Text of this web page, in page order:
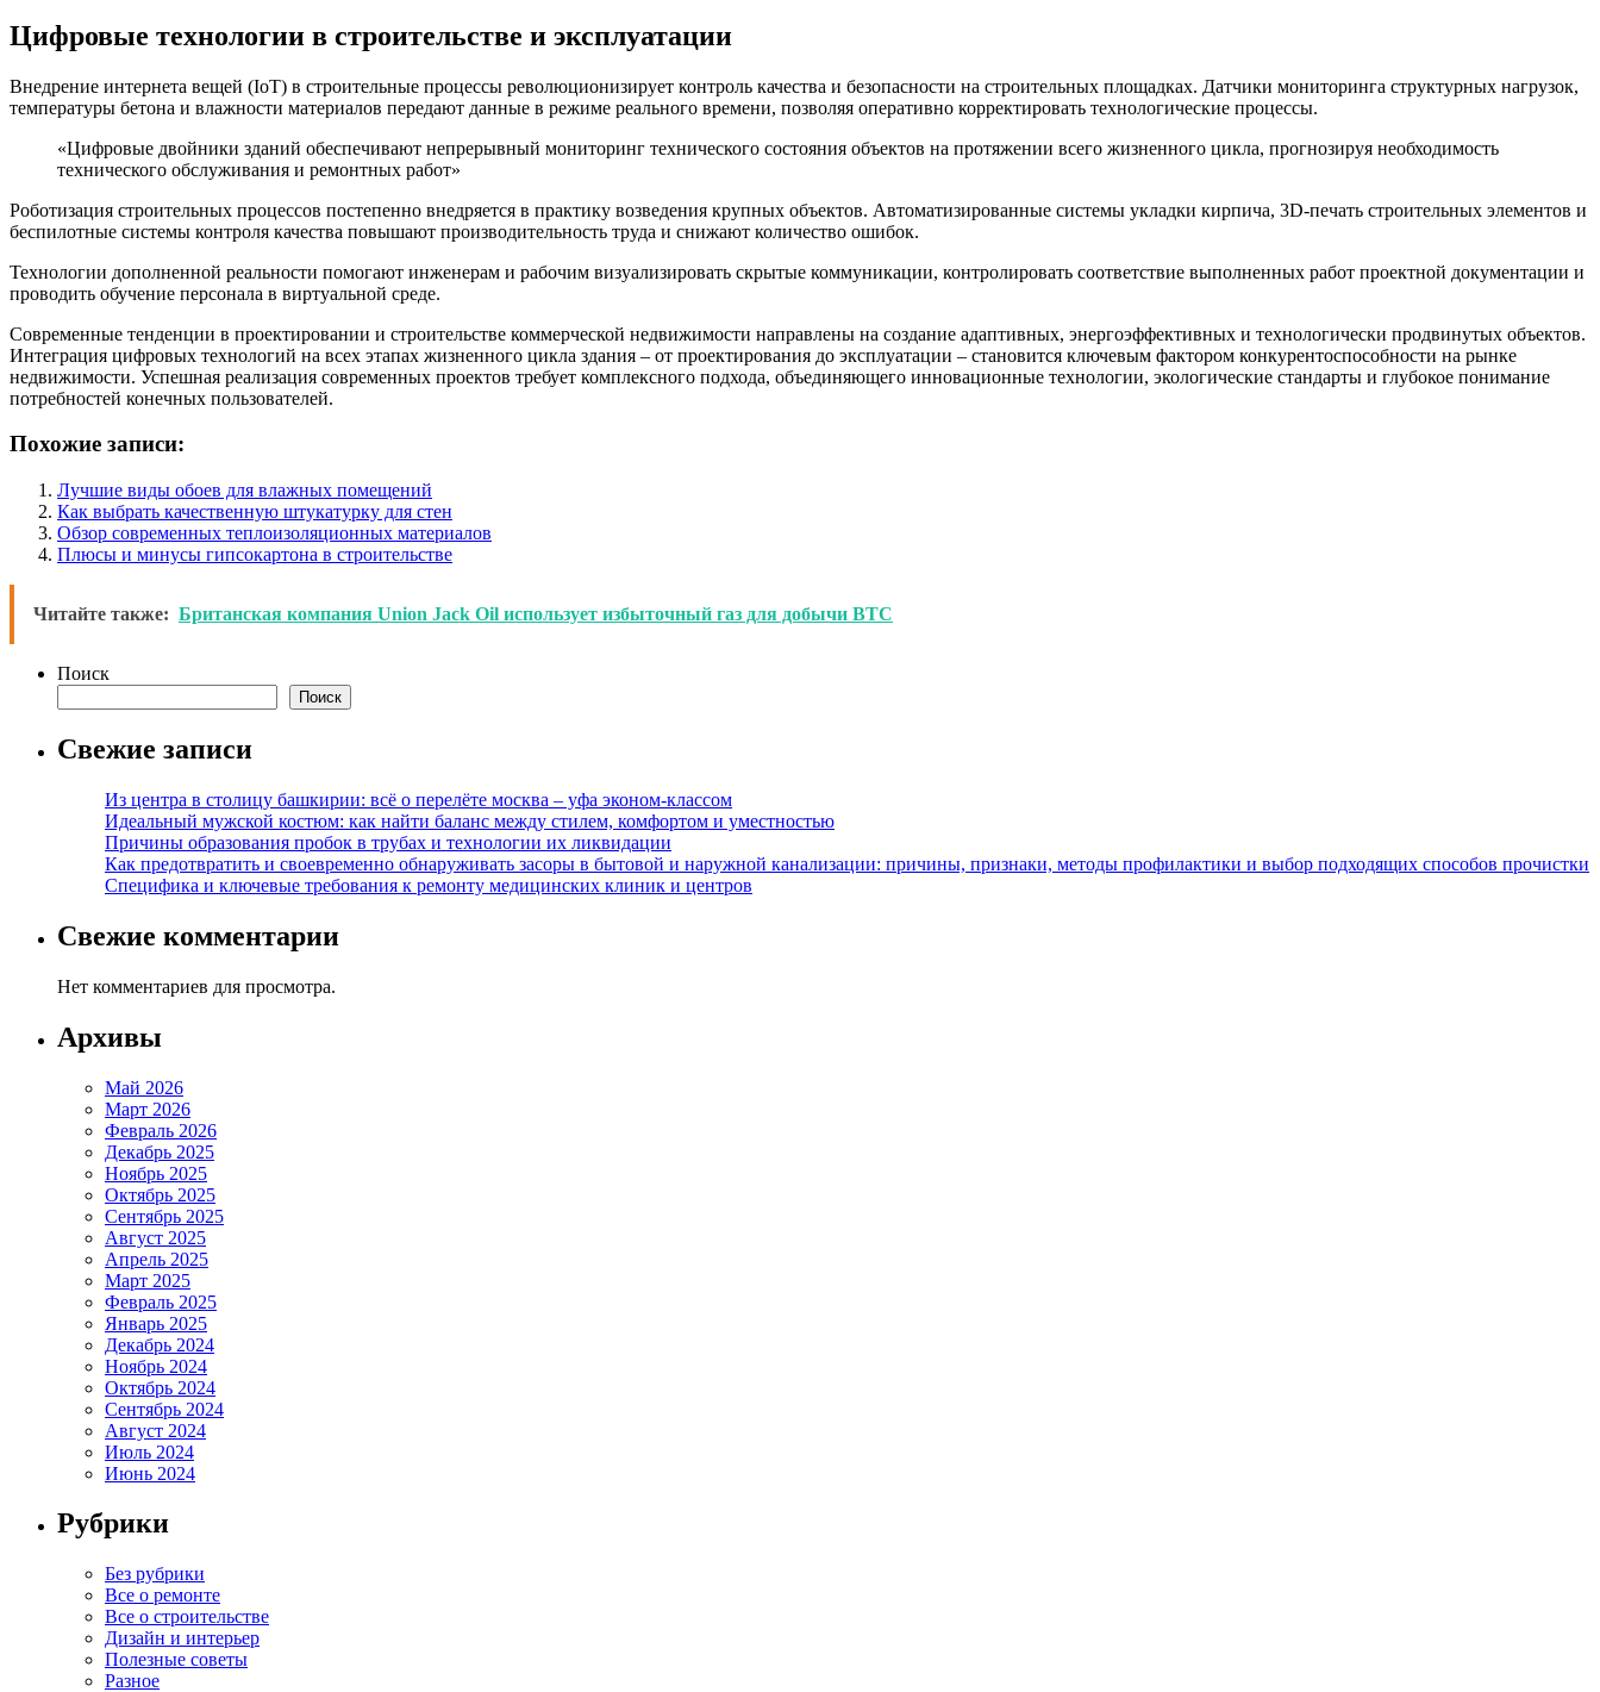
Цифровые технологии в строительстве и эксплуатации
Внедрение интернета вещей (IoT) в строительные процессы революционизирует контроль качества и безопасности на строительных площадках. Датчики мониторинга структурных нагрузок,
температуры бетона и влажности материалов передают данные в режиме реального времени, позволяя оперативно корректировать технологические процессы.
«Цифровые двойники зданий обеспечивают непрерывный мониторинг технического состояния объектов на протяжении всего жизненного цикла, прогнозируя необходимость
технического обслуживания и ремонтных работ»
Роботизация строительных процессов постепенно внедряется в практику возведения крупных объектов. Автоматизированные системы укладки кирпича, 3D-печать строительных элементов и
беспилотные системы контроля качества повышают производительность труда и снижают количество ошибок.
Технологии дополненной реальности помогают инженерам и рабочим визуализировать скрытые коммуникации, контролировать соответствие выполненных работ проектной документации и
проводить обучение персонала в виртуальной среде.
Современные тенденции в проектировании и строительстве коммерческой недвижимости направлены на создание адаптивных, энергоэффективных и технологически продвинутых объектов.
Интеграция цифровых технологий на всех этапах жизненного цикла здания – от проектирования до эксплуатации – становится ключевым фактором конкурентоспособности на рынке
недвижимости. Успешная реализация современных проектов требует комплексного подхода, объединяющего инновационные технологии, экологические стандарты и глубокое понимание
потребностей конечных пользователей.
Похожие записи:
Лучшие виды обоев для влажных помещений
Как выбрать качественную штукатурку для стен
Обзор современных теплоизоляционных материалов
Плюсы и минусы гипсокартона в строительстве
Читайте также: Британская компания Union Jack Oil использует избыточный газ для добычи BTC
Поиск
Поиск
Свежие записи
Из центра в столицу башкирии: всё о перелёте москва – уфа эконом-классом
Идеальный мужской костюм: как найти баланс между стилем, комфортом и уместностью
Причины образования пробок в трубах и технологии их ликвидации
Как предотвратить и своевременно обнаруживать засоры в бытовой и наружной канализации: причины, признаки, методы профилактики и выбор подходящих способов прочистки
Специфика и ключевые требования к ремонту медицинских клиник и центров
Свежие комментарии
Нет комментариев для просмотра.
Архивы
Май 2026
Март 2026
Февраль 2026
Декабрь 2025
Ноябрь 2025
Октябрь 2025
Сентябрь 2025
Август 2025
Апрель 2025
Март 2025
Февраль 2025
Январь 2025
Декабрь 2024
Ноябрь 2024
Октябрь 2024
Сентябрь 2024
Август 2024
Июль 2024
Июнь 2024
Рубрики
Без рубрики
Все о ремонте
Все о строительстве
Дизайн и интерьер
Полезные советы
Разное